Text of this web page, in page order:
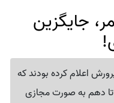
جایگزین
اعلام کرده بودند که
تا دهم به صورت مجازی